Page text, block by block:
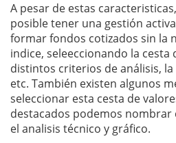
A pesar de estas
posible tener una gestión
formar fondos cotizados sin la
indice, seleeccionando la cesta
distintos criterios de análisis,
etc. También existen algunos
seleccionar esta cesta de
destacados podemos nombrar
el analisis técnico y gráfico.